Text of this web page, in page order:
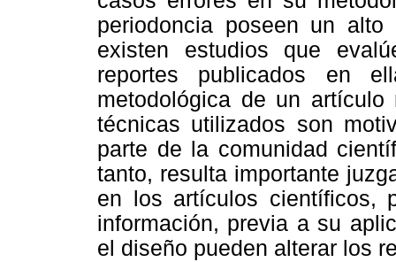
periodoncia poseen un
existen estudios que
reportes publicados en
metodológica de un
técnicas utilizados son
parte de la comunidad
tanto, resulta importante
en los artículos científicos,
información, previa a su
el diseño pueden alterar los